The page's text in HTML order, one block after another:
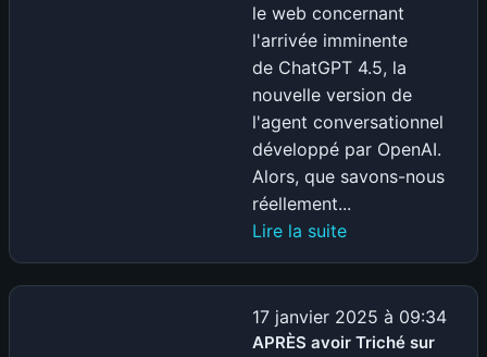
le web concernant
l'arrivée imminente
de ChatGPT 4.5, la
nouvelle version de
l'agent conversationnel
développé par OpenAI.
Alors, que savons-nous
réellement...
Lire la suite:
4.5
:
Date
17 janvier 2025 à 09:34
APRÈS avoir Triché sur